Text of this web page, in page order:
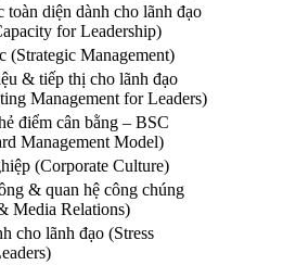
toàn diện dành cho lãnh đạo
for Leadership)
(Strategic Management)
& tiếp thị cho lãnh đạo
Management for Leaders)
điểm cân bằng – BSC
Management Model)
(Corporate Culture)
& quan hệ công chúng
Media Relations)
cho lãnh đạo (Stress